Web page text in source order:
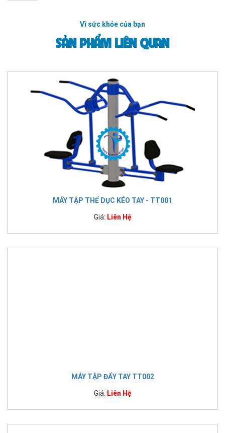
Vì sức khỏe của bạn
SẢN PHẨM LIÊN QUAN
MÁY TẬP THỂ DỤC KÉO TAY - TT001
Giá: Liên Hệ
MÁY TẬP ĐẨY TAY TT002
Giá: Liên Hệ